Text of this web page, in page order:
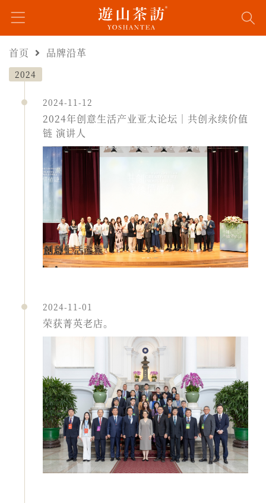
首页 品牌沿革
2024
2024-11-12
2024年创意生活产业亚太论坛｜共创永续价值
链 演讲人
2024-11-01
荣获菁英老店。